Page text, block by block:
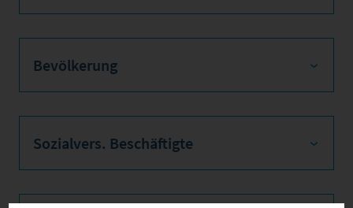
Bevölkerung
Sozialvers. Beschäftigte